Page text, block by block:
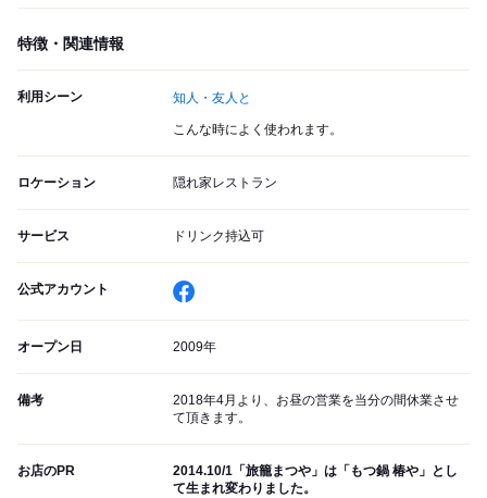
特徴・関連情報
利用シーン 知人・友人と
こんな時によく使われます。
ロケーション 隠れ家レストラン
サービス ドリンク持込可
公式アカウント
オープン日 2009年
備考
2018年4月より、お昼の営業を当分の間休業させ
て頂きます。
お店のPR
2014.10/1「旅籠まつや」は「もつ鍋 椿や」とし
て生まれ変わりました。